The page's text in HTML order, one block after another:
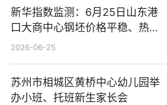
新华指数监测：6月25日山东港
口大商中心钢坯价格平稳、热轧
C料价格微幅下跌
2026-06-25
苏州市相城区黄桥中心幼儿园举
办小班、托班新生家长会